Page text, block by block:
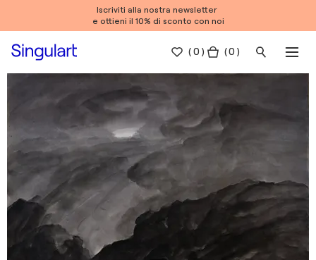
Iscriviti alla nostra newsletter
e ottieni il 10% di sconto con noi
(0 ) ( 0 )